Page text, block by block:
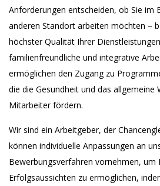
Anforderungen entscheiden, ob Sie im
anderen Standort arbeiten möchten –
höchster Qualität Ihrer
familienfreundliche und integrative
ermöglichen den Zugang zu
die die Gesundheit und das allgemeine
Mitarbeiter fördern.
Wir sind ein Arbeitgeber, der
können individuelle Anpassungen an
Bewerbungsverfahren vornehmen, um
Erfolgsaussichten zu ermöglichen,